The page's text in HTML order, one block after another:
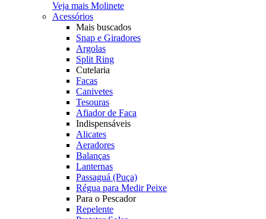
Veja mais Molinete
Acessórios
Mais buscados
Snap e Giradores
Argolas
Split Ring
Cutelaria
Facas
Canivetes
Tesouras
Afiador de Faca
Indispensáveis
Alicates
Aeradores
Balanças
Lanternas
Passaguá (Puça)
Régua para Medir Peixe
Para o Pescador
Repelente